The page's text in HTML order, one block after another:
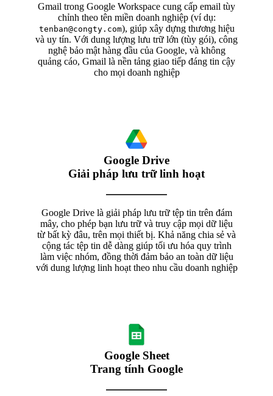
Gmail trong Google Workspace cung cấp email tùy
chỉnh theo tên miền doanh nghiệp (ví dụ:
tenban@congty.com), giúp xây dựng thương hiệu
và uy tín. Với dung lượng lưu trữ lớn (tùy gói), công
nghệ bảo mật hàng đầu của Google, và không
quảng cáo, Gmail là nền tảng giao tiếp đáng tin cậy
cho mọi doanh nghiệp
Google Drive
Giải pháp lưu trữ linh hoạt
Google Drive là giải pháp lưu trữ tệp tin trên đám
mây, cho phép bạn lưu trữ và truy cập mọi dữ liệu
từ bất kỳ đâu, trên mọi thiết bị. Khả năng chia sẻ và
cộng tác tệp tin dễ dàng giúp tối ưu hóa quy trình
làm việc nhóm, đồng thời đảm bảo an toàn dữ liệu
với dung lượng linh hoạt theo nhu cầu doanh nghiệp
Google Sheet
Trang tính Google